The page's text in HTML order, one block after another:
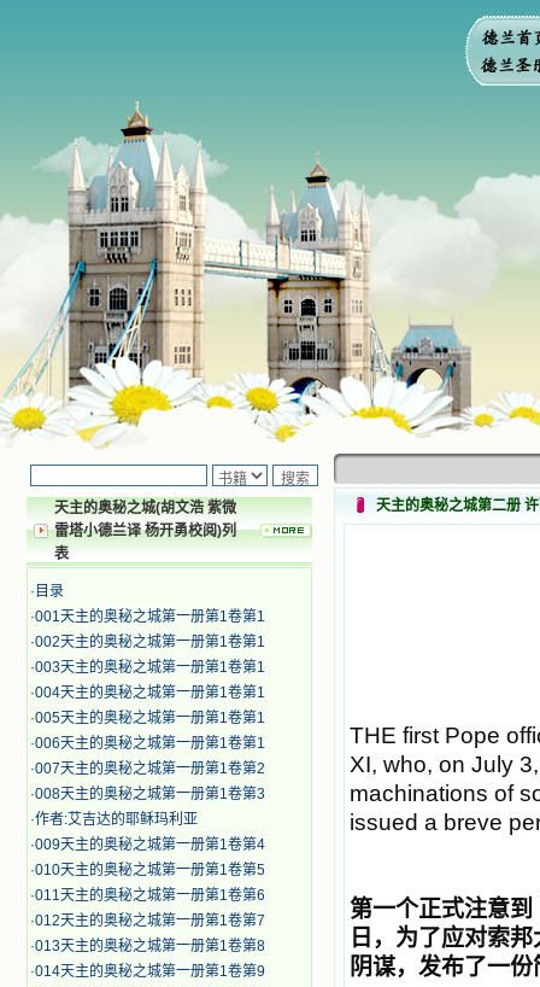
天主的奥秘之城(胡文浩 紫微
雷塔小德兰译 杨开勇校阅)列
表
· 目录
·001天主的奥秘之城第一册第1卷第1
·002天主的奥秘之城第一册第1卷第1
·003天主的奥秘之城第一册第1卷第1
·004天主的奥秘之城第一册第1卷第1
·005天主的奥秘之城第一册第1卷第1
·006天主的奥秘之城第一册第1卷第1
·007天主的奥秘之城第一册第1卷第2
·008天主的奥秘之城第一册第1卷第3
·作者:艾吉达的耶稣玛利亚
·009天主的奥秘之城第一册第1卷第4
·010天主的奥秘之城第一册第1卷第5
·011天主的奥秘之城第一册第1卷第6
·012天主的奥秘之城第一册第1卷第7
·013天主的奥秘之城第一册第1卷第8
·014天主的奥秘之城第一册第1卷第9
天主的奥秘之城第二册
THE first Pope
XI, who, on July
machinations of
issued a breve
第一个正式注意
日，为了应对索
阴谋，发布了一